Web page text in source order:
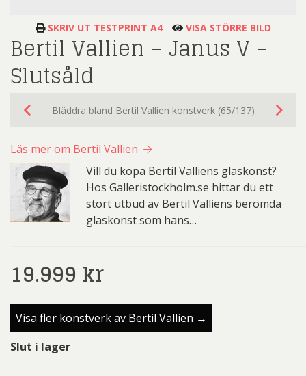
SKRIV UT TESTPRINT A4 VISA STÖRRE BILD
Bertil Vallien – Janus V –
Slutsåld
Bläddra bland Bertil Vallien konstverk (65/137)
Läs mer om Bertil Vallien
Vill du köpa Bertil Valliens glaskonst?
Hos Galleristockholm.se hittar du ett
stort utbud av Bertil Valliens berömda
glaskonst som hans…
19.999 kr
Visa fler konstverk av Bertil Vallien →
Slut i lager